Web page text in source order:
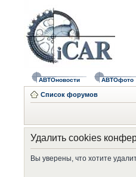
АВТОновости АВТОфото
Список форумов
Удалить cookies
Вы уверены, что хотите